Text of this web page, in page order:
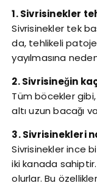
1. Sivrisinekler
Sivrisinekler tek
da, tehlikeli
yayılmasına
2. Sivrisineğin
Tüm böcekler
altı uzun bacağı
3. Sivrisinekleri
Sivrisinekler ince
iki kanada
olurlar. Bu